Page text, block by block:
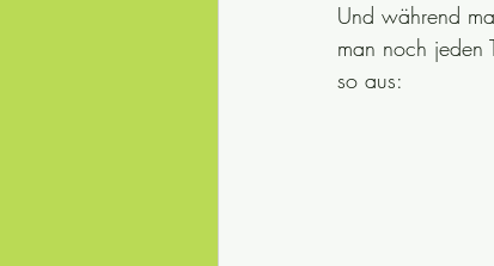
Und während
man noch jeden
so aus: